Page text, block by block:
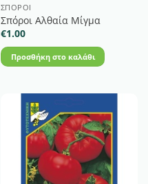
ΣΠΌΡΟΙ
Σπόροι Αλθαία Μίγμα
€1.00
Προσθήκη στο καλάθι